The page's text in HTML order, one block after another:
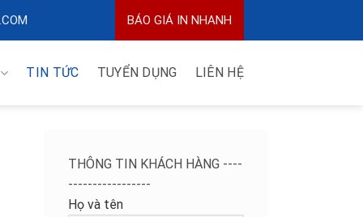
BÁO GIÁ IN NHANH
TIN TỨC TUYỂN DỤNG LIÊN HỆ
THÔNG TIN KHÁCH HÀNG ----
-----------------
Họ và tên